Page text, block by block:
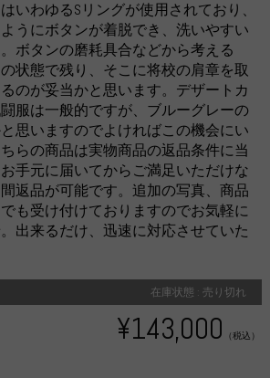
いわゆるSリングが使用されており、
うにボタンが着脱でき、洗いやすい
ボタンの磨耗具合などから考える
状態で残り、そこに将校の肩章を取
のが妥当かと思います。デザートカ
服は一般的ですが、ブルーグレーの
思いますのでよければこの機会にい
らの商品は実物商品の返品条件に当
手元に届いてからご満足いただけな
返品が可能です。追加の写真、商品
も受け付けておりますのでお気軽に
出来るだけ、迅速に対応させていた
在庫状態 : 売り切れ
¥143,000 （税込）